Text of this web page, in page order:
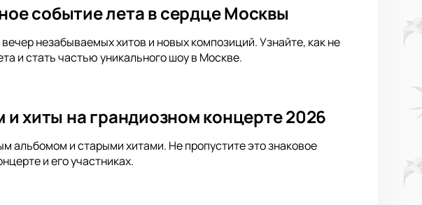
событие лета в сердце Москвы
незабываемых хитов и новых композиций. Узнайте, как не
и стать частью уникального шоу в Москве.
хиты на грандиозном концерте 2026
альбомом и старыми хитами. Не пропустите это знаковое
и его участниках.